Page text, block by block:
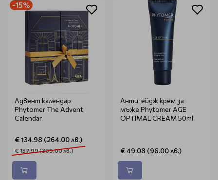
-15%
Адвент календар
Phytomer The Advent
Calendar
€ 134.98 (264.00 лв.)
€ 157.99 (309.00 лв.)
Анти-ейдж крем за
мъже Phytomer AGE
OPTIMAL CREAM 50ml
€ 49.08 (96.00 лв.)